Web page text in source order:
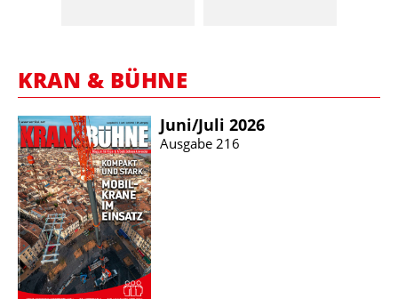
KRAN & BÜHNE
Juni/​Juli 2026
Ausgabe 216